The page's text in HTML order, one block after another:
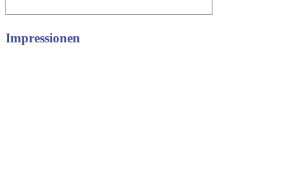
Impressionen